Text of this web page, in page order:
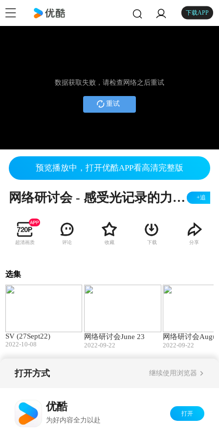
下载APP
数据获取失败，请检查网络之后重试
重试
预览播放中，打开优酷APP看高清完整版
网络研讨会 - 感受光记录的力量 - 飞利浦 （RIBA 推荐材料） +追
超清画质 评论 收藏 下载 分享
选集
SV (27Sept22)
2022-10-08
网络研讨会June 23
2022-09-22
网络研讨会
2022-09-22
打开方式 继续使用浏览器
优酷
为好内容全力以赴
打开